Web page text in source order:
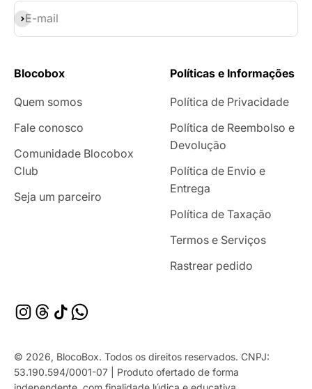
E-mail
Assinar
Blocobox
Quem somos
Fale conosco
Comunidade Blocobox
Club
Seja um parceiro
Políticas e Informações
Política de Privacidade
Política de Reembolso e
Devolução
Política de Envio e
Entrega
Política de Taxação
Termos e Serviços
Rastrear pedido
© 2026, BlocoBox. Todos os direitos reservados. CNPJ:
53.190.594/0001-07 | Produto ofertado de forma